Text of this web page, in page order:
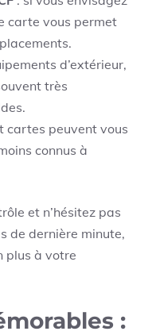
carte vous permet
d’extérieur,
très
cartes peuvent vous
connus à
et n’hésitez pas
de dernière minute,
plus à votre
: